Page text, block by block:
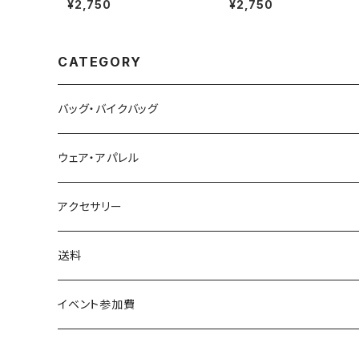
¥2,750 ¥2,750
CATEGORY
バッグ・バイクバッグ
ウェア・アパレル
アクセサリー
送料
イベント参加費